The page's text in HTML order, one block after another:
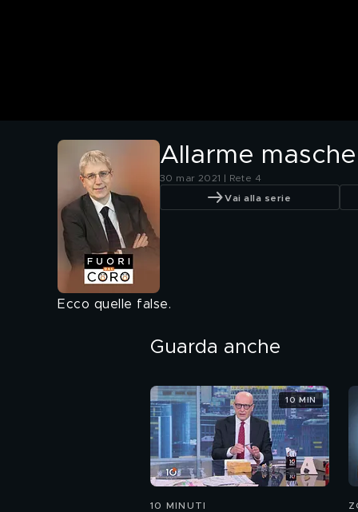
Allarme
30 mar 2021 | Rete 4
Vai alla serie
Ecco quelle false.
Guarda anche
10 MINUTI
10 MIN